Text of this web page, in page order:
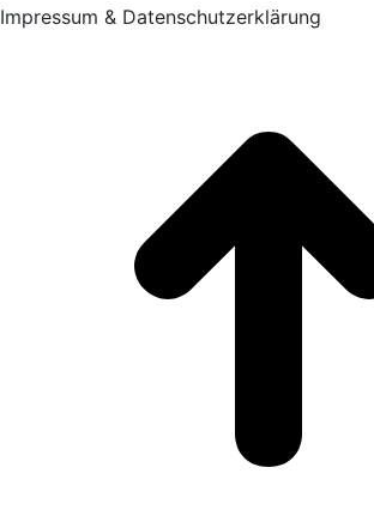
Impressum & Datenschutzerklärung